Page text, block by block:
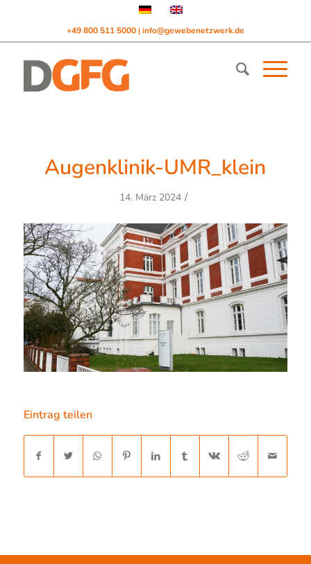
+49 800 511 5000 | info@gewebenetzwerk.de
Augenklinik-UMR_klein
14. März 2024 /
Eintrag teilen